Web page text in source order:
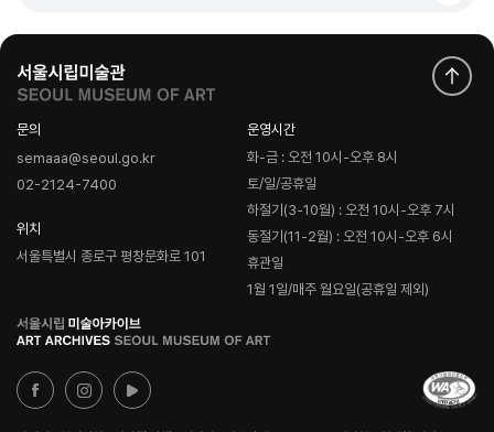
문의
semaaa@seoul.go.kr
02-2124-7400
위치
서울특별시 종로구 평창문화로 101
운영시간
화-금 : 오전 10시-오후 8시
토/일/공휴일
하절기(3-10월) : 오전 10시-오후 7시
동절기(11-2월) : 오전 10시-오후 6시
휴관일
1월 1일/매주 월요일(공휴일 제외)
로
고